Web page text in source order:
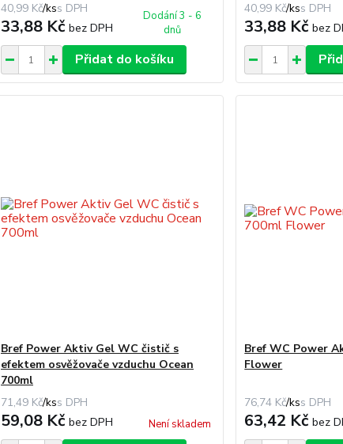
40,99 Kč/ks
33,88 Kč bez DPH
Dodání 3 - 6
dnů
Přidat do košíku
40,99 Kč/ks
33,88 Kčbez
Bref Power Aktiv Gel WC čistič s
efektem osvěžovače vzduchu Ocean
700ml
71,49 Kč/ks
59,08 Kč bez DPH Není skladem
Bref WC Power
Flower
76,74 Kč/ks
63,42 Kčbez